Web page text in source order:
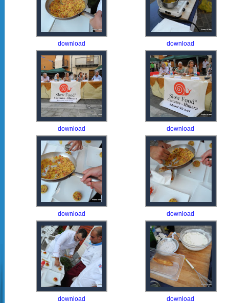
download download
download download
download download
download download